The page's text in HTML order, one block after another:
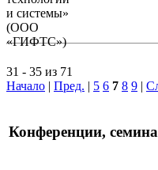
31 - 35 из 71
Начало | Пред. | 5 6 7 8 9 |
Конференции,